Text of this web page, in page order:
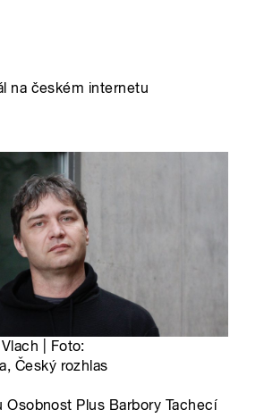
na českém internetu
| Foto:
Český rozhlas
Plus Barbory Tachecí